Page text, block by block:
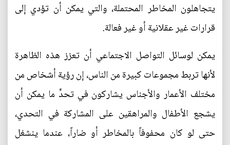
يتجاهلون المخاطر المحتملة، والتي يمكن أن تؤدي إلى
قرارات غير عقلانية أو غير فعالة.
يمكن لوسائل التواصل الاجتماعي أن تعزز هذه الظاهرة
لأنها تربط مجموعات كبيرة من الناس، إن رؤية أشخاص من
مختلف الأعمار والأجناس يشاركون في تحدٍّ ما يمكن أن
يشجع الأطفال والمراهقين على المشاركة في التحدي،
حتى لو كان محفوفاً بالمخاطر أو ضاراً، عندما ينشغل